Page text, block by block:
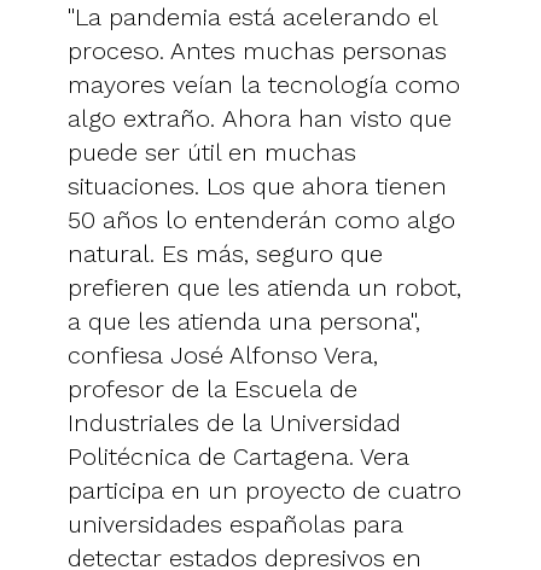
"La pandemia está acelerando el
proceso. Antes muchas personas
mayores veían la tecnología como
algo extraño. Ahora han visto que
puede ser útil en muchas
situaciones. Los que ahora tienen
50 años lo entenderán como algo
natural. Es más, seguro que
prefieren que les atienda un robot,
a que les atienda una persona",
confiesa José Alfonso Vera,
profesor de la Escuela de
Industriales de la Universidad
Politécnica de Cartagena. Vera
participa en un proyecto de cuatro
universidades españolas para
detectar estados depresivos en